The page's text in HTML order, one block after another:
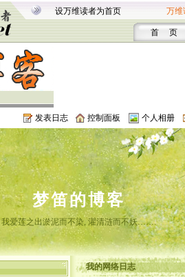
设万维读者为首页 万维
首 页
发表日志 控制面板 个人相册
梦笛的博客
我爱莲之出淤泥而不染, 濯清涟而不妖…….
我的网络日志